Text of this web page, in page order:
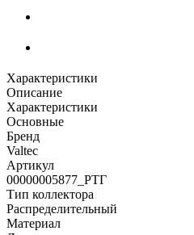
Характеристики
Описание
Характеристики
Основные
Бренд
Valtec
Артикул
00000005877_РТГ
Тип коллектора
Распределительный
Материал